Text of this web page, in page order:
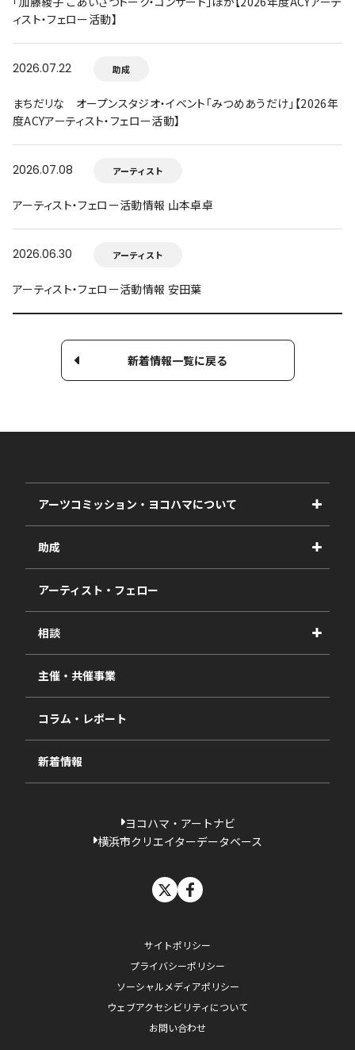
ィスト・フェロー活動】
2026.07.22 助成
まちだリな オープンスタジオ・イベント「みつめあうだけ」【2026年
度ACYアーティスト・フェロー活動】
2026.07.08 アーティスト
アーティスト・フェロー活動情報 山本卓卓
2026.06.30 アーティスト
アーティスト・フェロー活動情報 安田葉
新着情報一覧に戻る
アーツコミッション・ヨコハマについて
事業紹介
事業報告書
助成
2027年度
2026年度
2025年度
2024年度
2023年度
過去の採択一覧
アーティスト・フェロー
相談
視察・ヒアリング・研究
相談依頼フォーム
主催・共催事業
コラム・レポート
新着情報
ヨコハマ・アートナビ
横浜市クリエイターデータベース
サイトポリシー
プライバシーポリシー
ソーシャルメディアポリシー
ウェブアクセシビリティについて
お問い合わせ